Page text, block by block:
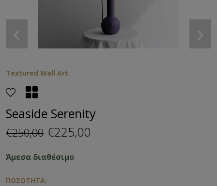
‹ ›
Textured Wall Art
Seaside Serenity
€250,00 €225,00
Άμεσα διαθέσιμο
ΠΟΣΟΤΗΤΑ: